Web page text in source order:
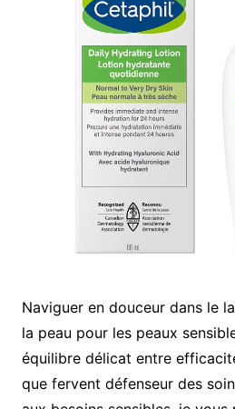
Naviguer en douceur dans le
la peau pour les peaux
équilibre délicat entre
que fervent défenseur des